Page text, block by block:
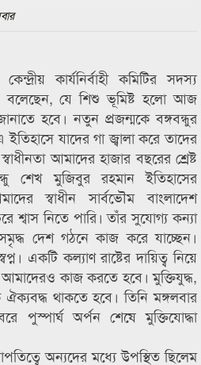
কার্যনির্বাহী কমিটির সদস্য
যে শিশু ভূমিষ্ট হলো আজ
হবে। নতুন প্রজন্মকে বঙ্গবন্ধুর
যাদের গা জ্বালা করে তাদের
আমাদের হাজার বছরের শ্রেষ্ট
শেখ মুজিবুর রহমান ইতিহাসের
স্বাধীন সার্বভৌম বাংলাদেশ
নিতে পারি। তাঁর সুযোগ্য কন্যা
দেশ গঠনে কাজ করে যাচ্ছেন।
একটি কল্যাণ রাষ্টের দায়িত্ব নিয়ে
কাজ করতে হবে। মুক্তিযুদ্ধ,
থাকতে হবে। তিনি মঙ্গলবার
পুস্পার্ঘ অর্পন শেষে মুক্তিযোদ্ধা
অন্যদের মধ্যে উপস্থিত ছিলেম